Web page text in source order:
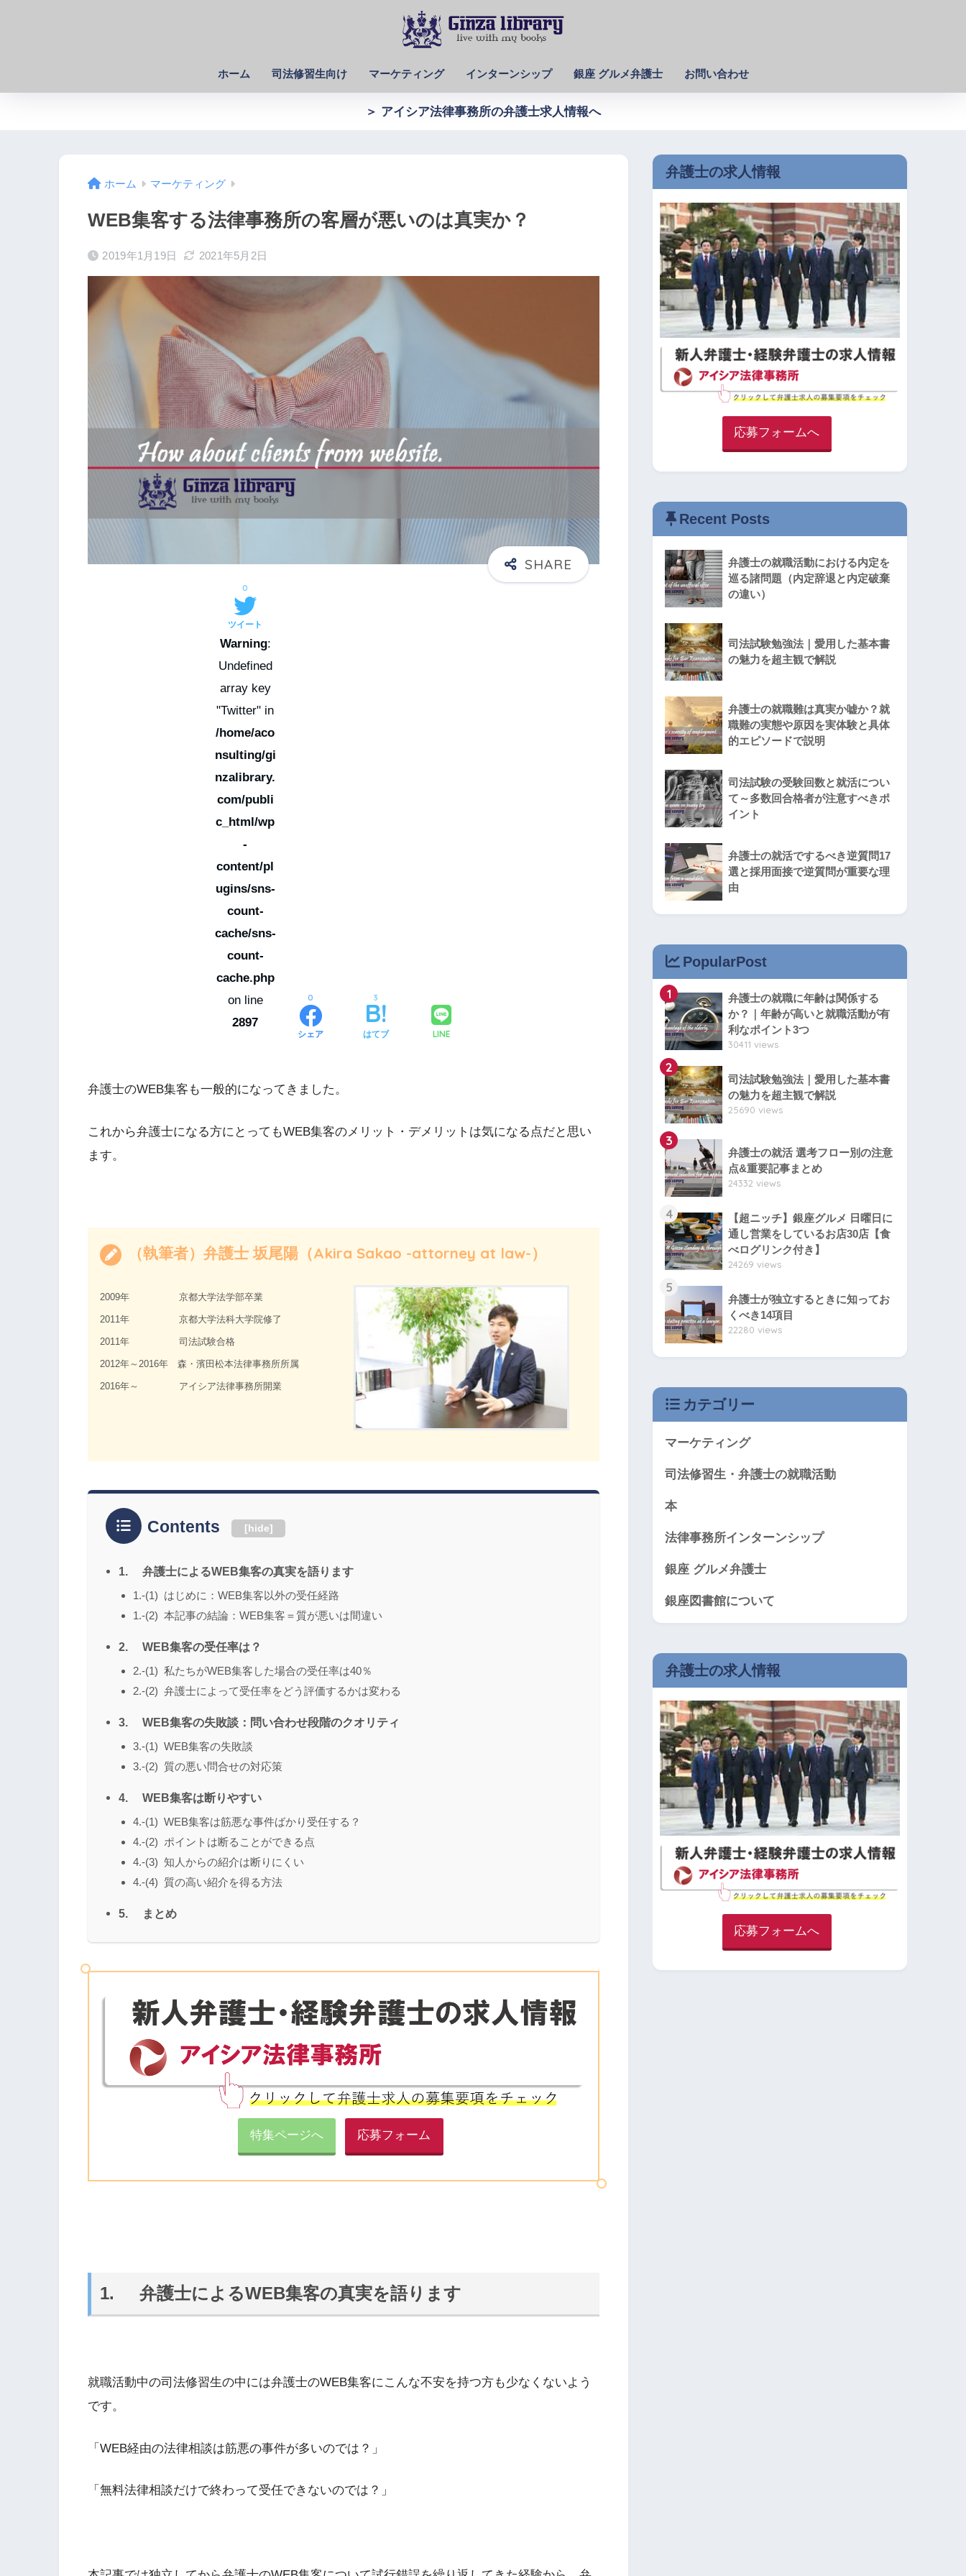
ホーム 司法修習生向け マーケティング インターンシップ 銀座 グルメ弁護士 お問い合わせ
＞ アイシア法律事務所の弁護士求人情報へ
ホーム マーケティング
WEB集客する法律事務所の客層が悪いのは真実か？
2019年1月19日 2021年5月2日
ツイート
Warning:
Undefined
array key
"Twitter" in
/home/aco
nsulting/gi
nzalibrary.
com/publi
c_html/wp
-
content/pl
ugins/sns-
count-
cache/sns-
count-
cache.php
on line
2897
0
シェア
0
はてブ
3
LINE
弁護士のWEB集客も一般的になってきました。
これから弁護士になる方にとってもWEB集客のメリット・デメリットは気になる点だと思い
ます。
（執筆者）弁護士 坂尾陽（Akira Sakao -attorney at law-）
2009年 京都大学法学部卒業
2011年 京都大学法科大学院修了
2011年 司法試験合格
2012年～2016年 森・濱田松本法律事務所所属
2016年～ アイシア法律事務所開業
Contents [hide]
1. 弁護士によるWEB集客の真実を語ります
1.-(1) はじめに：WEB集客以外の受任経路
1.-(2) 本記事の結論：WEB集客＝質が悪いは間違い
2. WEB集客の受任率は？
2.-(1) 私たちがWEB集客した場合の受任率は40％
2.-(2) 弁護士によって受任率をどう評価するかは変わる
3. WEB集客の失敗談：問い合わせ段階のクオリティ
3.-(1) WEB集客の失敗談
3.-(2) 質の悪い問合せの対応策
4. WEB集客は断りやすい
4.-(1) WEB集客は筋悪な事件ばかり受任する？
4.-(2) ポイントは断ることができる点
4.-(3) 知人からの紹介は断りにくい
4.-(4) 質の高い紹介を得る方法
5. まとめ
特集ページへ 応募フォーム
1. 弁護士によるWEB集客の真実を語ります
就職活動中の司法修習生の中には弁護士のWEB集客にこんな不安を持つ方も少なくないよう
です。
「WEB経由の法律相談は筋悪の事件が多いのでは？」
「無料法律相談だけで終わって受任できないのでは？」
弁護士の求人情報
応募フォームへ
Recent Posts
弁護士の就職活動における内定を
巡る諸問題（内定辞退と内定破棄
の違い）
司法試験勉強法｜愛用した基本書
の魅力を超主観で解説
弁護士の就職難は真実か嘘か？就
職難の実態や原因を実体験と具体
的エピソードで説明
司法試験の受験回数と就活につい
て～多数回合格者が注意すべきポ
イント
弁護士の就活でするべき逆質問17
選と採用面接で逆質問が重要な理
由
PopularPost
1
弁護士の就職に年齢は関係する
か？｜年齢が高いと就職活動が有
利なポイント3つ
30411 views
2
司法試験勉強法｜愛用した基本書
の魅力を超主観で解説
25690 views
3
弁護士の就活 選考フロー別の注意
点&重要記事まとめ
24332 views
4
【超ニッチ】銀座グルメ 日曜日に
通し営業をしているお店30店【食
べログリンク付き】
24269 views
5
弁護士が独立するときに知ってお
くべき14項目
22280 views
カテゴリー
マーケティング
司法修習生・弁護士の就職活動
本
法律事務所インターンシップ
銀座 グルメ弁護士
銀座図書館について
弁護士の求人情報
応募フォームへ